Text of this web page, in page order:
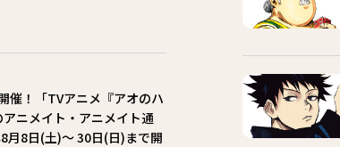
催！「TVアニメ『アオのハ
ニメイト・アニメイト通
月8日(土)〜 30日(日)まで開